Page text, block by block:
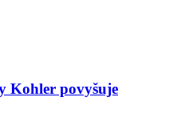
Kohler povyšuje